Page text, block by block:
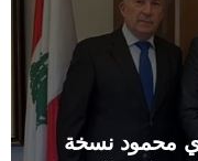
محمود نسخة